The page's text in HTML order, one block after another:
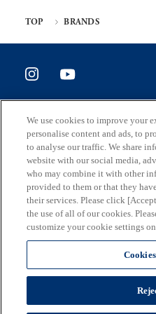
TOP BRANDS
ホームページ評価アンケ
住所
163-8001 東京都新宿区西新
メール
担当部署
東京都産業労働局総務部企画
We use cookies to improve your
personalise content and ads, to
to analyse our traffic. We share
website with our social media,
who may combine it with other
provided to them or that they
their services. Please click
the use of all of our cookies.
customize your cookie settings